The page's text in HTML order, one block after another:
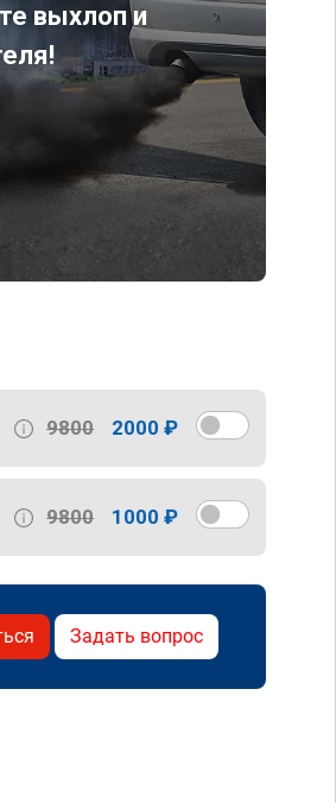
выхлоп и
9800 2000 ₽
9800 1000 ₽
Задать вопрос